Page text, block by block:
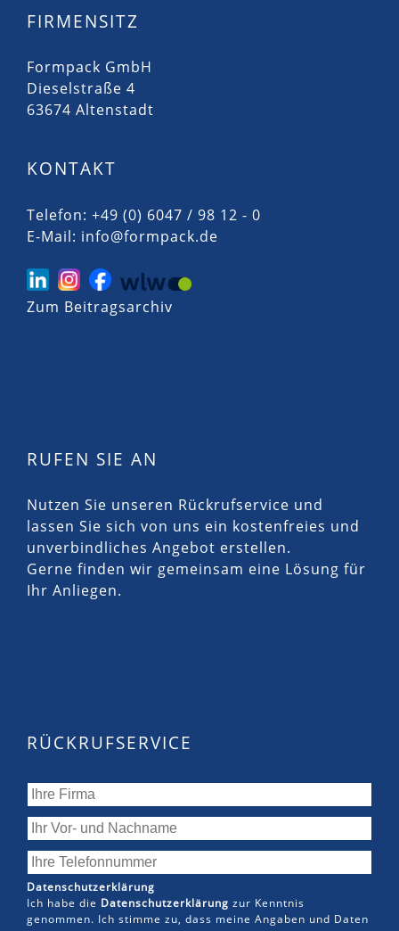
FIRMENSITZ
Formpack GmbH
Dieselstraße 4
63674 Altenstadt
KONTAKT
Telefon: +49 (0) 6047 / 98 12 - 0
E-Mail: info@formpack.de
Zum Beitragsarchiv
RUFEN SIE AN
Nutzen Sie unseren Rückrufservice und
lassen Sie sich von uns ein kostenfreies und
unverbindliches Angebot erstellen.
Gerne finden wir gemeinsam eine Lösung für
Ihr Anliegen.
RÜCKRUFSERVICE
Datenschutzerklärung
Ich habe die Datenschutzerklärung zur Kenntnis
genommen. Ich stimme zu, dass meine Angaben und Daten